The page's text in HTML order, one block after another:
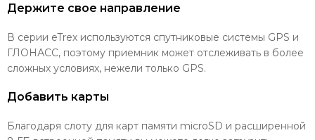
Держите свое направление
В серии eTrex используются спутниковые системы GPS и
ГЛОНАСС, поэтому приемник может отслеживать в более
сложных условиях, нежели только GPS.
Добавить карты
Благодаря слоту для карт памяти microSD и расширенной